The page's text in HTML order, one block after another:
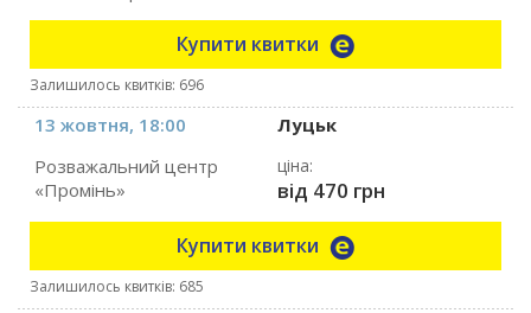
Купити квитки
Залишилось квитків: 696
13 жовтня, 18:00
Луцьк
Розважальний центр
«Промінь»
ціна:
від 470 грн
Купити квитки
Залишилось квитків: 685